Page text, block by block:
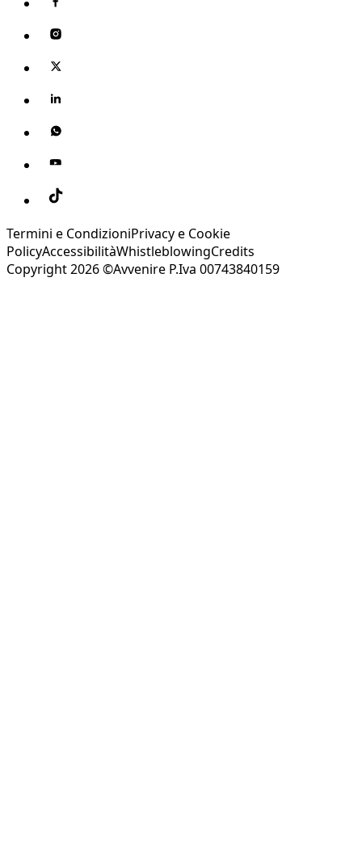
Termini e CondizioniPrivacy e Cookie
PolicyAccessibilitàWhistleblowingCredits
Copyright 2026 ©Avvenire P.Iva 00743840159